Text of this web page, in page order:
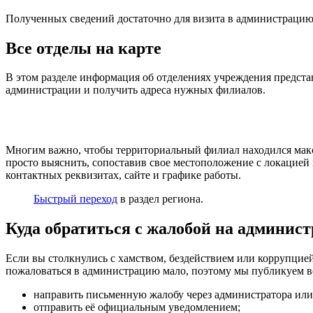
Полученных сведений достаточно для визита в
Все отделы на карте
В этом разделе информация об отделениях учреждения
администрации и получить адреса нужных филиалов.
Многим важно, чтобы территориальный филиал находился
просто выяснить, сопоставив свое местоположение с
контактных реквизитах, сайте и графике работы.
Быстрый переход в раздел региона.
Куда обратиться с жалобой на
Если вы столкнулись с хамством, бездействием или
пожаловаться в администрацию мало, поэтому мы публикуем
направить письменную жалобу через администратора
отправить её официальным уведомлением;